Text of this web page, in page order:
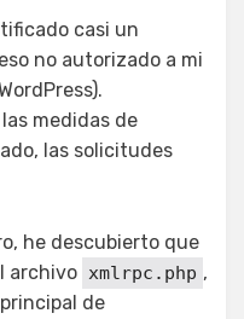
casi un
no autorizado a mi
medidas de
las solicitudes
he descubierto que
archivo xmlrpc.php ,
de